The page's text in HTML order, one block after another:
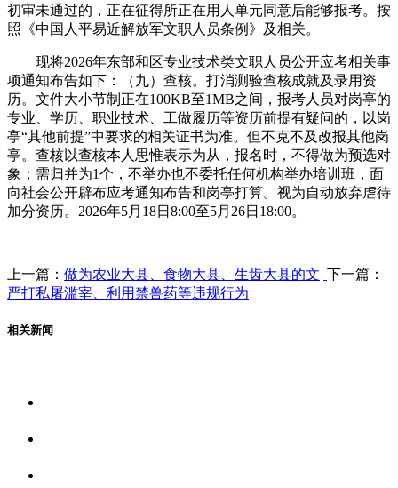
初审未通过的，正在征得所正在用人单元同意后能够报考。按
照《中国人平易近解放军文职人员条例》及相关。
现将2026年东部和区专业技术类文职人员公开应考相关事
项通知布告如下：（九）查核。打消测验查核成就及录用资
历。文件大小节制正在100KB至1MB之间，报考人员对岗亭的
专业、学历、职业技术、工做履历等资历前提有疑问的，以岗
亭“其他前提”中要求的相关证书为准。但不克不及改报其他岗
亭。查核以查核本人思惟表示为从，报名时，不得做为预选对
象；需归并为1个，不举办也不委托任何机构举办培训班，面
向社会公开辟布应考通知布告和岗亭打算。视为自动放弃虐待
加分资历。2026年5月18日8:00至5月26日18:00。
上一篇： 做为农业大县、食物大县、生齿大县的文 下一篇：
严打私屠滥宰、利用禁兽药等违规行为
相关新闻